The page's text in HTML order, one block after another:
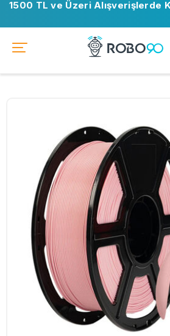
1500 TL ve Üzeri Alışverişlerde